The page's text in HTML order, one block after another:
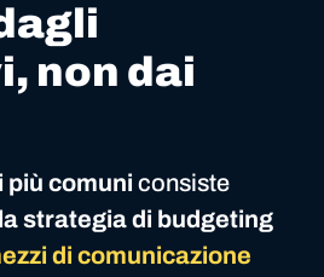
non dai
più comuni consiste
strategia di budgeting
di comunicazione